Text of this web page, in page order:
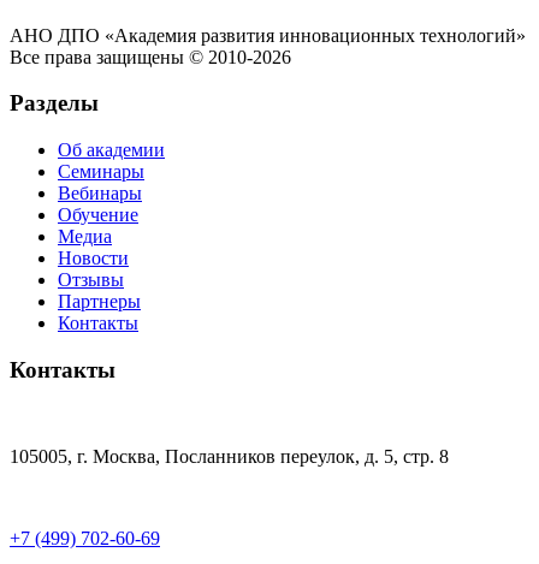
АНО ДПО «Академия развития инновационных технологий»
Все права защищены © 2010-2026
Разделы
Об академии
Семинары
Вебинары
Обучение
Медиа
Новости
Отзывы
Партнеры
Контакты
Контакты
105005, г. Москва, Посланников переулок, д. 5, стр. 8
+7 (499) 702-60-69